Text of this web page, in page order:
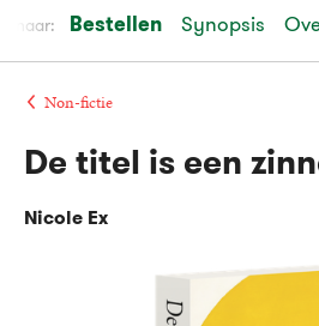
Voor
23:59
volgendein
Veilig
Gratis
auteurs
en
uitgevers
naar: Bestellen Synopsis
Non-fictie
De titel is een
Nicole Ex